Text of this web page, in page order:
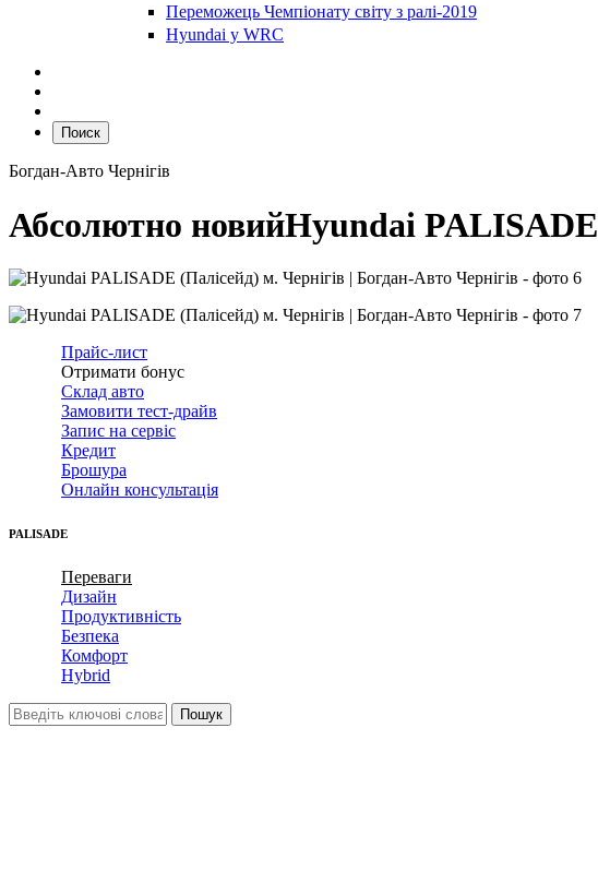
Переможець Чемпіонату світу з ралі-2019
Hyundai у WRC
Поиск
Богдан-Авто Чернігів
Абсолютно новийHyundai PALISADE
Прайс-лист
Отримати бонус
Склад авто
Замовити тест-драйв
Запис на сервіс
Кредит
Брошура
Онлайн консультація
PALISADE
Переваги
Дизайн
Продуктивність
Безпека
Комфорт
Hybrid